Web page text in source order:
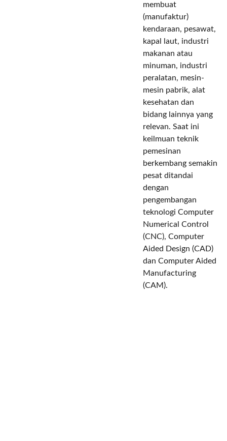
membuat
(manufaktur)
kendaraan, pesawat,
kapal laut, industri
makanan atau
minuman, industri
peralatan, mesin-
mesin pabrik, alat
kesehatan dan
bidang lainnya yang
relevan. Saat ini
keilmuan teknik
pemesinan
berkembang semakin
pesat ditandai
dengan
pengembangan
teknologi Computer
Numerical Control
(CNC), Computer
Aided Design (CAD)
dan Computer Aided
Manufacturing
(CAM).